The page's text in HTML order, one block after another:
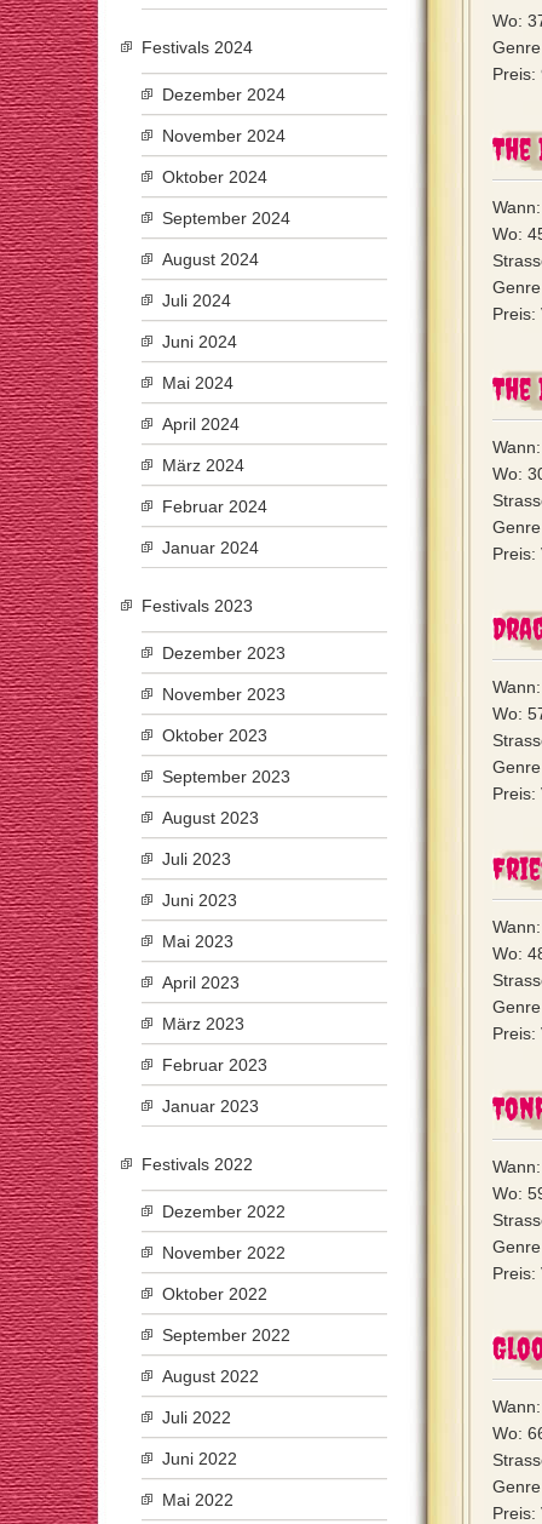
Wo:
Preis:
Wo:
Preis:
Wo:
Preis:
Wo:
Preis:
Wo:
Preis:
Wo:
Preis:
Wo:
Preis:
Festivals 2024
Dezember 2024
November 2024
Oktober 2024
September 2024
August 2024
Juli 2024
Juni 2024
Mai 2024
April 2024
März 2024
Februar 2024
Januar 2024
Festivals 2023
Dezember 2023
November 2023
Oktober 2023
September 2023
August 2023
Juli 2023
Juni 2023
Mai 2023
April 2023
März 2023
Februar 2023
Januar 2023
Festivals 2022
Dezember 2022
November 2022
Oktober 2022
September 2022
August 2022
Juli 2022
Juni 2022
Mai 2022